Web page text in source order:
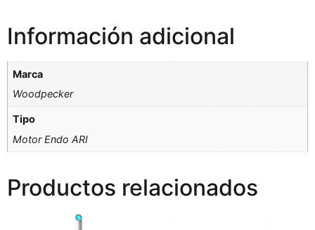
Información adicional
Marca
Woodpecker
Tipo
Motor Endo ARI
Productos relacionados